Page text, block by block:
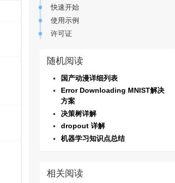
快速开始
使用示例
许可证
随机阅读
国产动漫详细列表
Error Downloading MNIST解决
方案
决策树详解
dropout 详解
机器学习知识点总结
相关阅读